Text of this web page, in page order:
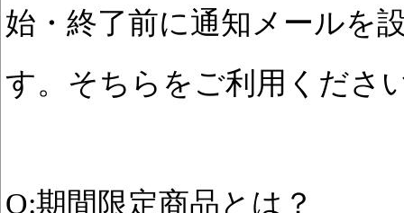
始・終了前に通知メールを
す。そちらをご利用くださ
Q:期間限定商品とは？